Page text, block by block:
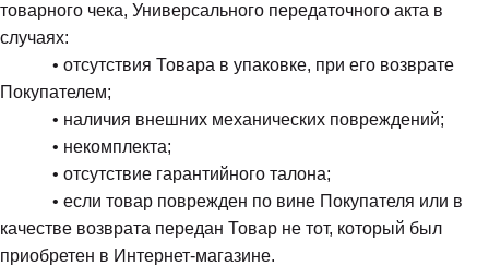
товарного чека, Универсального передаточного акта в
случаях:
Покупателем;
качестве возврата передан Товар не тот, который был
приобретен в Интернет-магазине.